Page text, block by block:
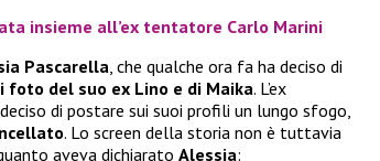
insieme all’ex tentatore Carlo Marini
Pascarella, che qualche ora fa ha deciso di
del suo ex Lino e di Maika. L’ex
di postare sui suoi profili un lungo sfogo,
. Lo screen della storia non è tuttavia
aveva dichiarato Alessia: